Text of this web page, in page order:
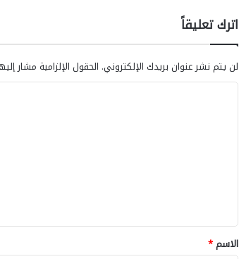
اترك تعليقاً
لن يتم نشر عنوان بريدك الإلكتروني. الحقول الإلزامية مشار
*
الاسم*